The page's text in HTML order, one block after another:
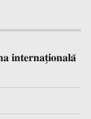
𝐢𝐧𝐭𝐞𝐫𝐧𝐚𝐭̗𝐢𝐨𝐧𝐚𝐥𝐚̆